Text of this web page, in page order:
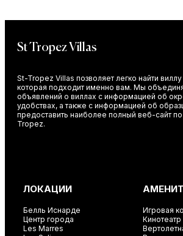
St Tropez Villas
St-Tropez Villas позволяет легко найти
которая подходит именно вам. Мы
объявлений о виллах с информацией об
удобствах, а также с информацией об
предоставить наиболее полный веб-сайт
Tropez.
ЛОКАЦИИ
Белль Иснарде
Центр города
Les Marres
Игровая
Кинотеатр